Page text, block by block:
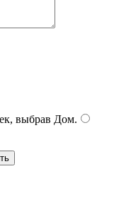
выбрав Дом.